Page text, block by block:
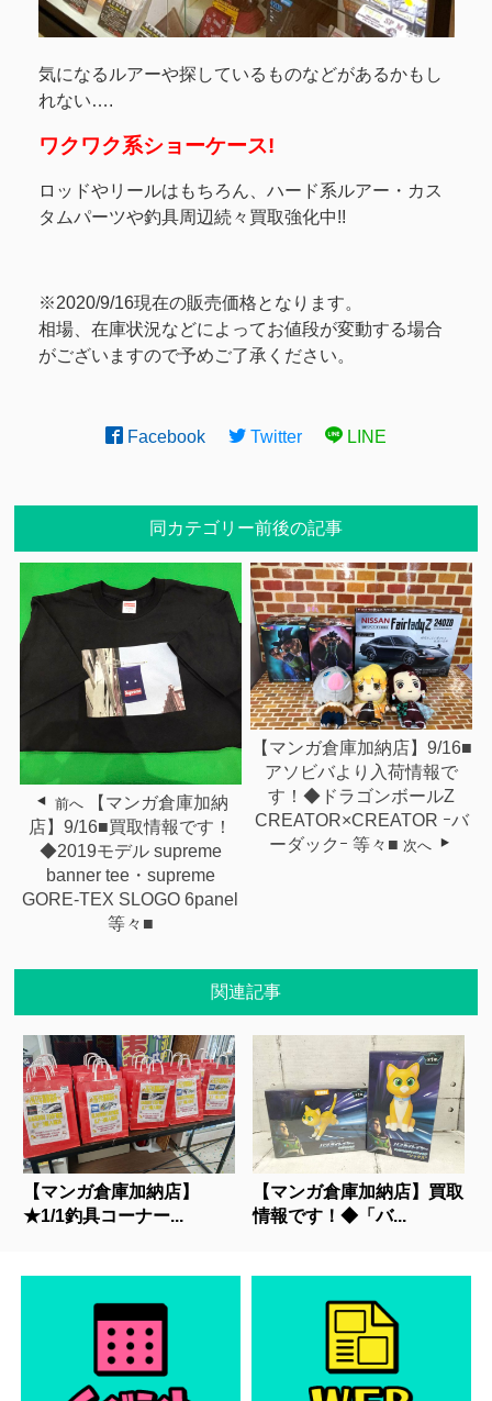
気になるルアーや探しているものなどがあるかもし
れない….
ワクワク系ショーケース!
ロッドやリールはもちろん、ハード系ルアー・カス
タムパーツや釣具周辺続々買取強化中!!
※2020/9/16現在の販売価格となります。
相場、在庫状況などによってお値段が変動する場合
がございますので予めご了承ください。
Facebook Twitter LINE
同カテゴリー前後の記事
前へ
【マンガ倉庫加納
店】9/16■買取情報です！
◆2019モデル supreme
banner tee・supreme
GORE-TEX SLOGO 6panel
等々■
【マンガ倉庫加納店】9/16■
アソビバより入荷情報で
す！◆ドラゴンボールZ
CREATOR×CREATOR ｰバ
ーダックｰ 等々■ 次へ
関連記事
【マンガ倉庫加納店】
★1/1釣具コーナー...
【マンガ倉庫加納店】買取
情報です！◆「バ...